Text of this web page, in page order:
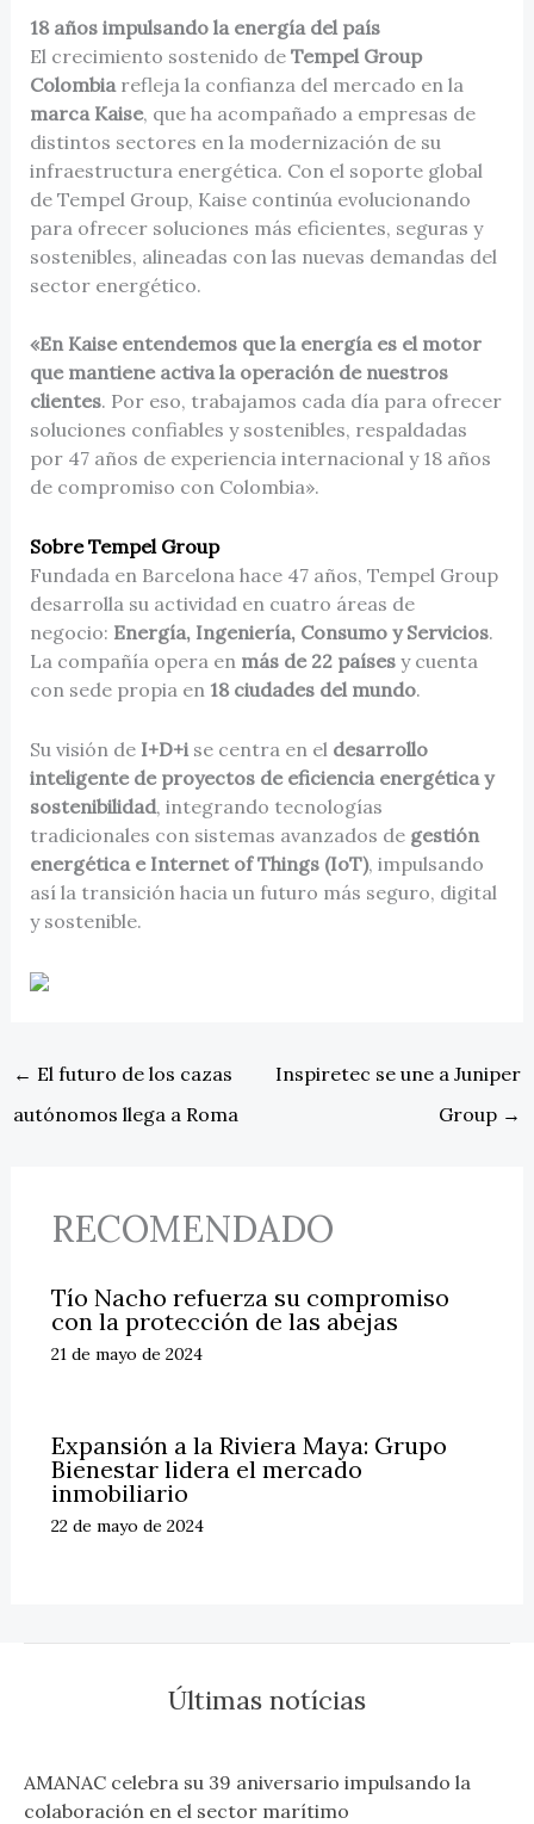
18 años impulsando la energía del país
El crecimiento sostenido de Tempel Group
Colombiarefleja la confianza del mercado en la
marca Kaise, que ha acompañado a empresas de
distintos sectores en la modernización de su
infraestructura energética. Con el soporte global
de Tempel Group, Kaise continúa evolucionando
para ofrecer soluciones más eficientes, seguras y
sostenibles, alineadas con las nuevas demandas del
sector energético.
«En Kaise entendemos que la energía es el motor
que mantiene activa la operación de nuestros
clientes. Por eso, trabajamos cada día para ofrecer
soluciones confiables y sostenibles, respaldadas
por 47 años de experiencia internacional y 18 años
de compromiso con Colombia».
Sobre Tempel Group
Fundada en Barcelona hace 47 años, Tempel Group
desarrolla su actividad en cuatro áreas de
negocio: Energía, Ingeniería, Consumo y Servicios.
La compañía opera en más de 22 paísesy cuenta
con sede propia en 18 ciudades del mundo.
Su visión de I+D+ise centra en el desarrollo
inteligente de proyectos de eficiencia energética y
sostenibilidad, integrando tecnologías
tradicionales con sistemas avanzados de gestión
energética e Internet of Things (IoT), impulsando
así la transición hacia un futuro más seguro, digital
y sostenible.
← El futuro de los cazas
autónomos llega a Roma
Inspiretec se une a Juniper
Group →
RECOMENDADO
Tío Nacho refuerza su compromiso
con la protección de las abejas
21 de mayo de 2024
Expansión a la Riviera Maya: Grupo
Bienestar lidera el mercado
inmobiliario
22 de mayo de 2024
Últimas notícias
AMANAC celebra su 39 aniversario impulsando la
colaboración en el sector marítimo